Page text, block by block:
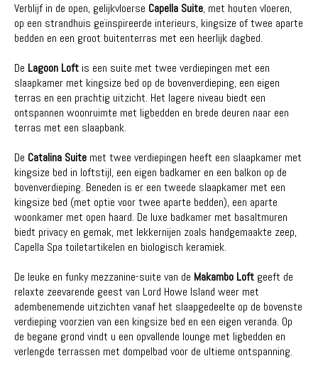
Verblijf in de open, gelijkvloerse Capella Suite, met houten vloeren,
op een strandhuis geïnspireerde interieurs, kingsize of twee aparte
bedden en een groot buitenterras met een heerlijk dagbed.
De Lagoon Loft is een suite met twee verdiepingen met een
slaapkamer met kingsize bed op de bovenverdieping, een eigen
terras en een prachtig uitzicht. Het lagere niveau biedt een
ontspannen woonruimte met ligbedden en brede deuren naar een
terras met een slaapbank.
De Catalina Suite met twee verdiepingen heeft een slaapkamer met
kingsize bed in loftstijl, een eigen badkamer en een balkon op de
bovenverdieping. Beneden is er een tweede slaapkamer met een
kingsize bed (met optie voor twee aparte bedden), een aparte
woonkamer met open haard. De luxe badkamer met basaltmuren
biedt privacy en gemak, met lekkernijen zoals handgemaakte zeep,
Capella Spa toiletartikelen en biologisch keramiek.
De leuke en funky mezzanine-suite van de Makambo Loft geeft de
relaxte zeevarende geest van Lord Howe Island weer met
adembenemende uitzichten vanaf het slaapgedeelte op de bovenste
verdieping voorzien van een kingsize bed en een eigen veranda. Op
de begane grond vindt u een opvallende lounge met ligbedden en
verlengde terrassen met dompelbad voor de ultieme ontspanning.